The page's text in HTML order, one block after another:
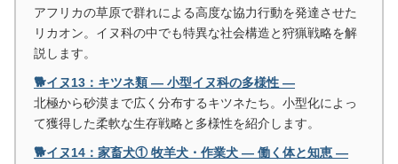
アフリカの草原で群れによる高度な協力行動を発達させた
リカオン。イヌ科の中でも特異な社会構造と狩猟戦略を解
説します。
🐕イヌ13：キツネ類 ― 小型イヌ科の多様性 ―
北極から砂漠まで広く分布するキツネたち。小型化によっ
て獲得した柔軟な生存戦略と多様性を紹介します。
🐕イヌ14：家畜犬① 牧羊犬・作業犬 ― 働く体と知恵 ―